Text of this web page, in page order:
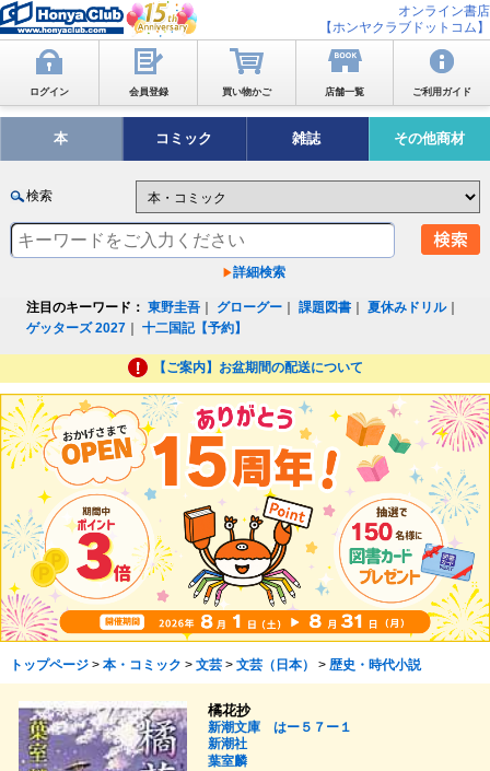
オンライン書店
【ホンヤクラブドットコム】
ログイン 会員登録 買い物かご 店舗一覧 ご利用ガイド
本 コミック 雑誌 その他商材
検索
詳細検索
注目のキーワード： 東野圭吾 グローグー ｜課題図書 ｜夏休みドリル｜
ゲッターズ 2027 ｜十二国記【予約】
【ご案内】お盆期間の配送について
トップページ> 本・コミック > 文芸> 文芸（日本） > 歴史・時代小説
橘花抄
新潮文庫 はー５７ー１
新潮社
葉室麟